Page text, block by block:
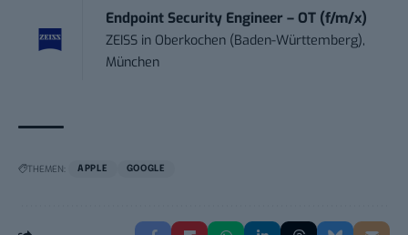
Endpoint Security Engineer – OT (f/m/x)
ZEISS in Oberkochen (Baden-Württemberg),
München
THEMEN: APPLE GOOGLE